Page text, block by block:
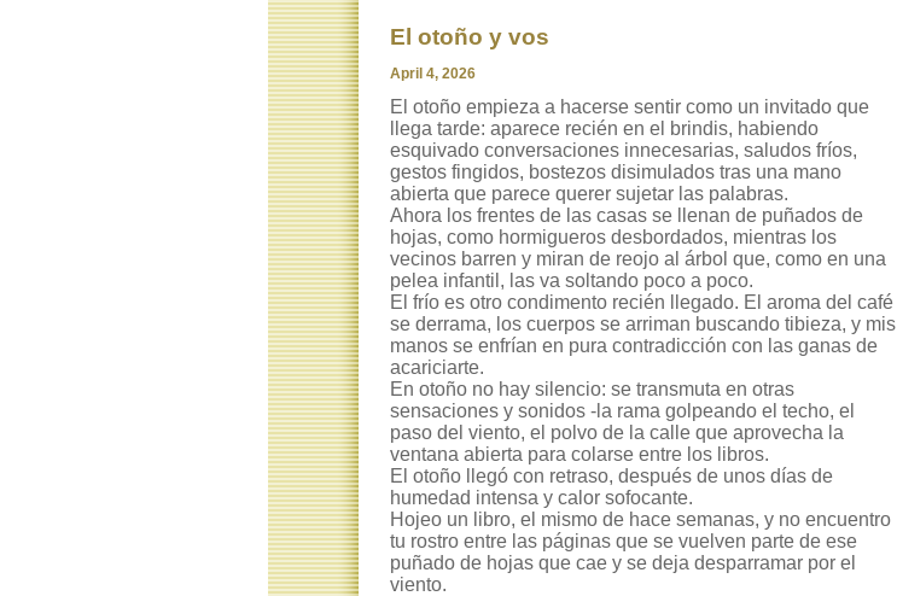
El otoño y vos
April 4, 2026
El otoño empieza a hacerse sentir como un invitado que
llega tarde: aparece recién en el brindis, habiendo
esquivado conversaciones innecesarias, saludos fríos,
gestos fingidos, bostezos disimulados tras una mano
abierta que parece querer sujetar las palabras.
Ahora los frentes de las casas se llenan de puñados de
hojas, como hormigueros desbordados, mientras los
vecinos barren y miran de reojo al árbol que, como en una
pelea infantil, las va soltando poco a poco.
El frío es otro condimento recién llegado. El aroma del café
se derrama, los cuerpos se arriman buscando tibieza, y mis
manos se enfrían en pura contradicción con las ganas de
acariciarte.
En otoño no hay silencio: se transmuta en otras
sensaciones y sonidos -la rama golpeando el techo, el
paso del viento, el polvo de la calle que aprovecha la
ventana abierta para colarse entre los libros.
El otoño llegó con retraso, después de unos días de
humedad intensa y calor sofocante.
Hojeo un libro, el mismo de hace semanas, y no encuentro
tu rostro entre las páginas que se vuelven parte de ese
puñado de hojas que cae y se deja desparramar por el
viento.